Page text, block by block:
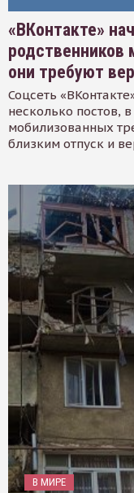
«ВКонтакте»
родственников
они требуют
Соцсеть
несколько постов,
мобилизованных
близким отпуск и
В МИРЕ